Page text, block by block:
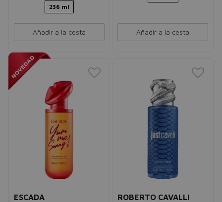
236 ml
Añadir a la cesta Añadir a la cesta
ESCADA
ROBERTO CAVALLI